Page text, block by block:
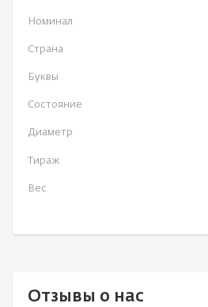
Номинал
Страна
Буквы
Состояние
Диаметр
Тираж
Вес
Отзывы о нас